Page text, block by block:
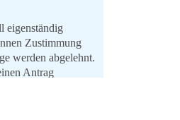
eigenständig
Zustimmung
werden abgelehnt.
Antrag